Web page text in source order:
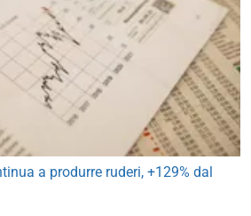
a produrre ruderi, +129% dal